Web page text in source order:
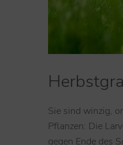
Sie sind winzig,
Pflanzen: Die
gegen Ende des